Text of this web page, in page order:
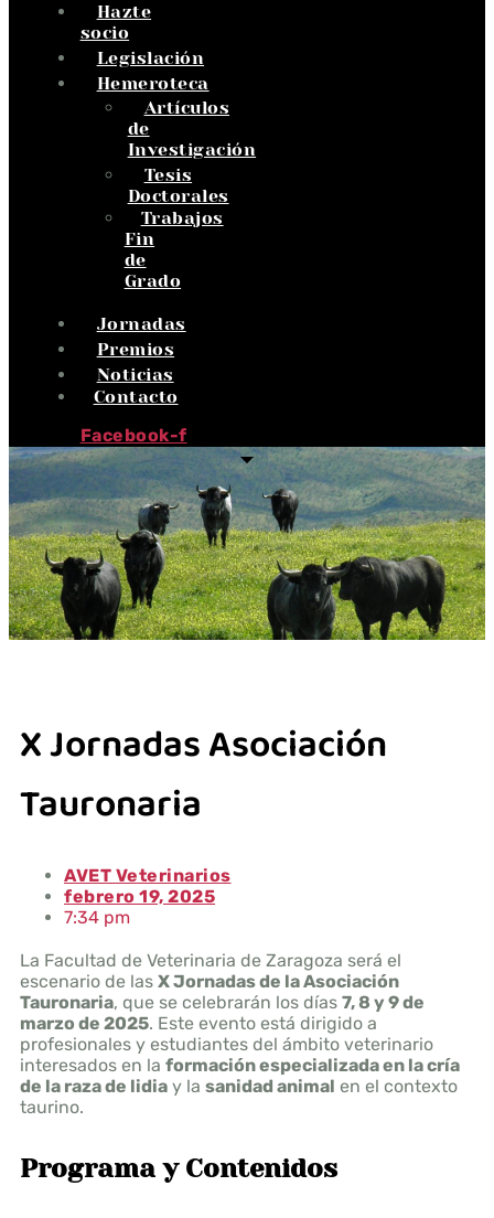
Hazte
socio
Legislación
Hemeroteca
Artículos
de
Investigación
Tesis
Doctorales
Trabajos
Fin
de
Grado
Jornadas
Premios
Noticias
Contacto
Facebook-f
X Jornadas Asociación
Tauronaria
AVET Veterinarios
febrero 19, 2025
7:34 pm
La Facultad de Veterinaria de Zaragoza será el
escenario de las X Jornadas de la Asociación
Tauronaria, que se celebrarán los días 7, 8 y 9 de
marzo de 2025. Este evento está dirigido a
profesionales y estudiantes del ámbito veterinario
interesados en la formación especializada en la cría
de la raza de lidia y la sanidad animal en el contexto
taurino.
Programa y Contenidos